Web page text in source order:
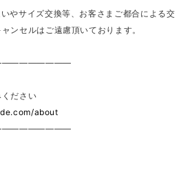
やサイズ交換等、お客さまご都合による交
ンセルはご遠慮頂いております。
ださい
about